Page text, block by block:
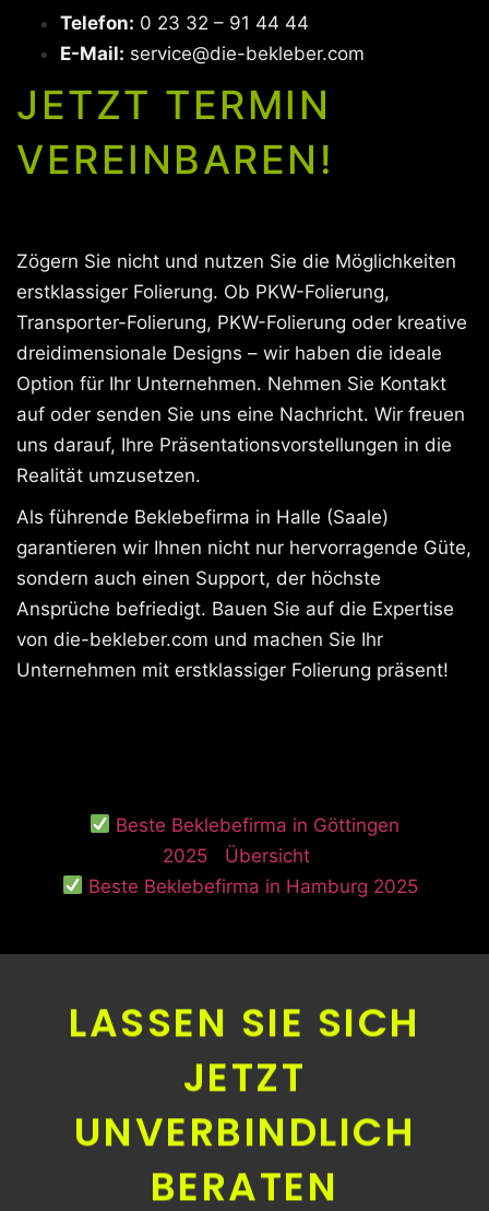
Telefon: 0 23 32 – 91 44 44
E-Mail: service@die-bekleber.com
JETZT TERMIN
VEREINBAREN!
Zögern Sie nicht und nutzen Sie die Möglichkeiten
erstklassiger Folierung. Ob PKW-Folierung,
Transporter-Folierung, PKW-Folierung oder kreative
dreidimensionale Designs – wir haben die ideale
Option für Ihr Unternehmen. Nehmen Sie Kontakt
auf oder senden Sie uns eine Nachricht. Wir freuen
uns darauf, Ihre Präsentationsvorstellungen in die
Realität umzusetzen.
Als führende Beklebefirma in Halle (Saale)
garantieren wir Ihnen nicht nur hervorragende Güte,
sondern auch einen Support, der höchste
Ansprüche befriedigt. Bauen Sie auf die Expertise
von die-bekleber.com und machen Sie Ihr
Unternehmen mit erstklassiger Folierung präsent!
Beste Beklebefirma in Göttingen
2025
Übersicht
Beste Beklebefirma in Hamburg 2025
LASSEN SIE SICH
JETZT
UNVERBINDLICH
BERATEN